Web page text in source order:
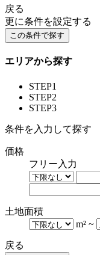
戻る
更に条件を設定する
エリアから探す
STEP1
STEP2
STEP3
条件を入力して探す
価格
フリー入力
土地面積
m² ~
戻る